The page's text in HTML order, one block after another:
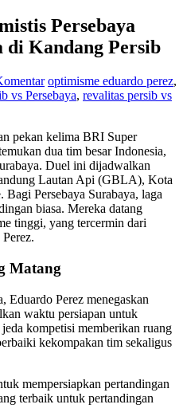
Persebaya
di Kandang Persib
optimisme eduardo perez,
vs Persebaya, revalitas persib vs
pekan kelima BRI Super
dua tim besar Indonesia,
Duel ini dijadwalkan
Lautan Api (GBLA), Kota
Persebaya Surabaya, laga
biasa. Mereka datang
tinggi, yang tercermin dari
Matang
Eduardo Perez menegaskan
waktu persiapan untuk
kompetisi memberikan ruang
kekompakan tim sekaligus
mempersiapkan pertandingan
terbaik untuk pertandingan